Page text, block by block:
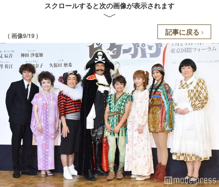
スクロールすると次の画像が表示されます
( 画像9/19 ) 記事に戻る